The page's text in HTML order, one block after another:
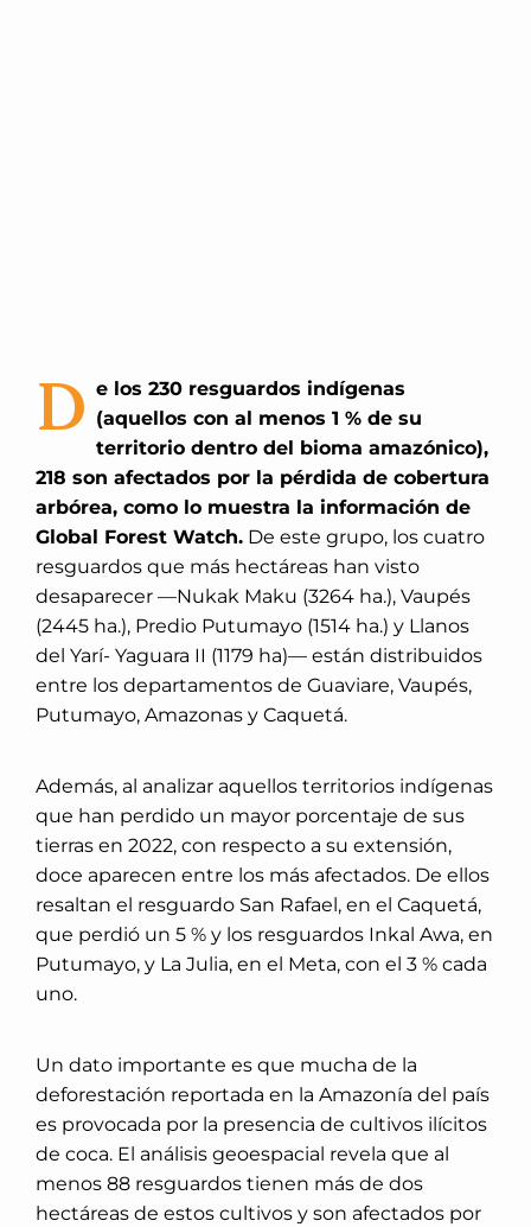
D e los 230 resguardos indígenas
(aquellos con al menos 1 % de su
territorio dentro del bioma amazónico),
218 son afectados por la pérdida de cobertura
arbórea, como lo muestra la información de
Global Forest Watch. De este grupo, los cuatro
resguardos que más hectáreas han visto
desaparecer —Nukak Maku (3264 ha.), Vaupés
(2445 ha.), Predio Putumayo (1514 ha.) y Llanos
del Yarí- Yaguara II (1179 ha)— están distribuidos
entre los departamentos de Guaviare, Vaupés,
Putumayo, Amazonas y Caquetá.
Además, al analizar aquellos territorios indígenas
que han perdido un mayor porcentaje de sus
tierras en 2022, con respecto a su extensión,
doce aparecen entre los más afectados. De ellos
resaltan el resguardo San Rafael, en el Caquetá,
que perdió un 5 % y los resguardos Inkal Awa, en
Putumayo, y La Julia, en el Meta, con el 3 % cada
uno.
Un dato importante es que mucha de la
deforestación reportada en la Amazonía del país
es provocada por la presencia de cultivos ilícitos
de coca. El análisis geoespacial revela que al
menos 88 resguardos tienen más de dos
hectáreas de estos cultivos y son afectados por